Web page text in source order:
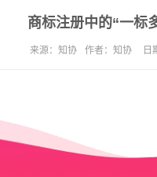
商标注册中的“一标
来源： 知协 作者： 知协 日